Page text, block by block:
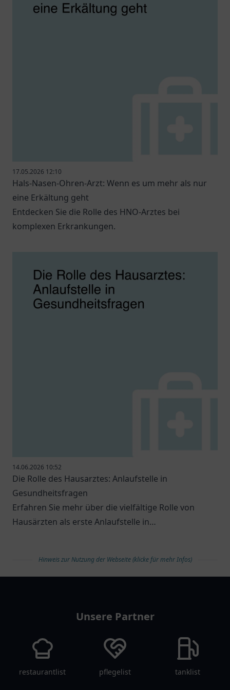
17.05.2026 12:10
Hals-Nasen-Ohren-Arzt: Wenn es um mehr als nur
eine Erkältung geht
Entdecken Sie die Rolle des HNO-Arztes bei
komplexen Erkrankungen.
14.06.2026 10:52
Die Rolle des Hausarztes: Anlaufstelle in
Gesundheitsfragen
Erfahren Sie mehr über die vielfältige Rolle von
Hausärzten als erste Anlaufstelle in
Hinweis zur Nutzung der Webseite (klicke für mehr Infos)
Unsere Partner
restaurantlist pflegelist tanklist